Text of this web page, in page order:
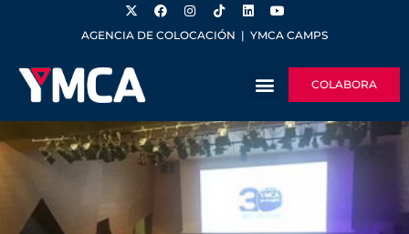
AGENCIA DE COLOCACIÓN | YMCA CAMPS
COLABORA